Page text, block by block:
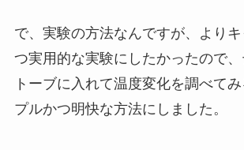
で、実験の方法なんですが、より
つ実用的な実験にしたかったので
トーブに入れて温度変化を調べて
プルかつ明快な方法にしました。